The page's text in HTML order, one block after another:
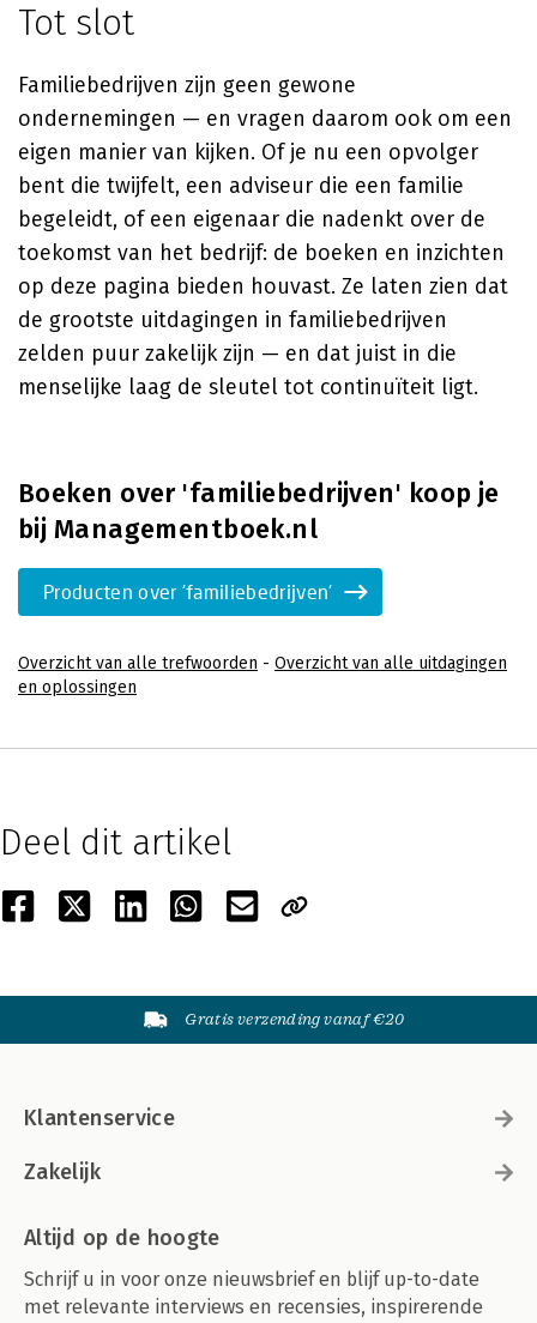
Tot slot
Familiebedrijven zijn geen gewone
ondernemingen — en vragen daarom ook om een
eigen manier van kijken. Of je nu een opvolger
bent die twijfelt, een adviseur die een familie
begeleidt, of een eigenaar die nadenkt over de
toekomst van het bedrijf: de boeken en inzichten
op deze pagina bieden houvast. Ze laten zien dat
de grootste uitdagingen in familiebedrijven
zelden puur zakelijk zijn — en dat juist in die
menselijke laag de sleutel tot continuïteit ligt.
Boeken over 'familiebedrijven' koop je
bij Managementboek.nl
Producten over 'familiebedrijven'
Overzicht van alle trefwoorden - Overzicht van alle uitdagingen
en oplossingen
Deel dit artikel
Gratis verzending vanaf €20
Klantenservice
Zakelijk
Altijd op de hoogte
Schrijf u in voor onze nieuwsbrief en blijf up-to-date
met relevante interviews en recensies, inspirerende